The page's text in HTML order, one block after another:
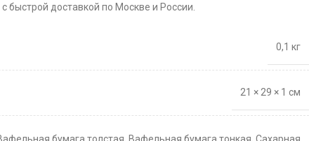
быстрой доставкой по Москве и России.
0,1 кг
21 × 29 × 1 см
бумага толстая, Вафельная бумага тонкая, Сахарная